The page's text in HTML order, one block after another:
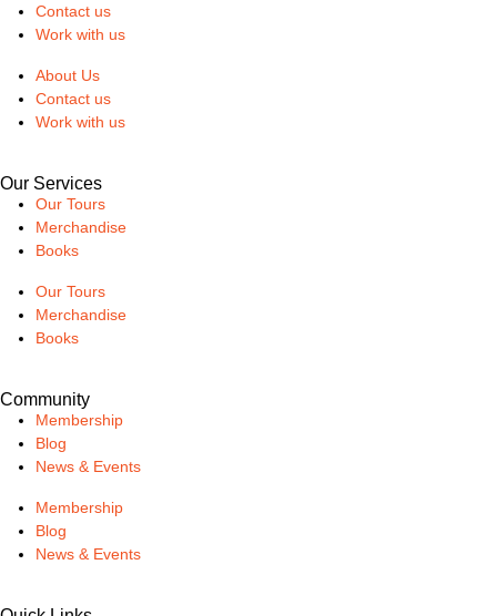
Contact us
Work with us
About Us
Contact us
Work with us
Our Services
Our Tours
Merchandise
Books
Our Tours
Merchandise
Books
Community
Membership
Blog
News & Events
Membership
Blog
News & Events